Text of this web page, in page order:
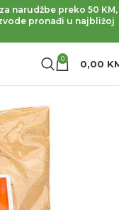
narudžbe preko 50 KM,
pronađi u najbližoj
0 0,00